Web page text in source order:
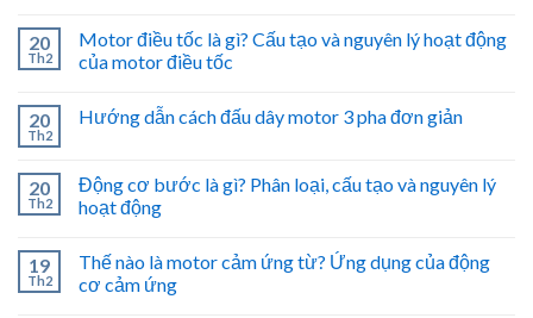
20
Th2
Motor điều tốc là gì? Cấu tạo và nguyên lý hoạt động
của motor điều tốc
20
Th2
Hướng dẫn cách đấu dây motor 3 pha đơn giản
20
Th2
Động cơ bước là gì? Phân loại, cấu tạo và nguyên lý
hoạt động
19
Th2
Thế nào là motor cảm ứng từ? Ứng dụng của động
cơ cảm ứng